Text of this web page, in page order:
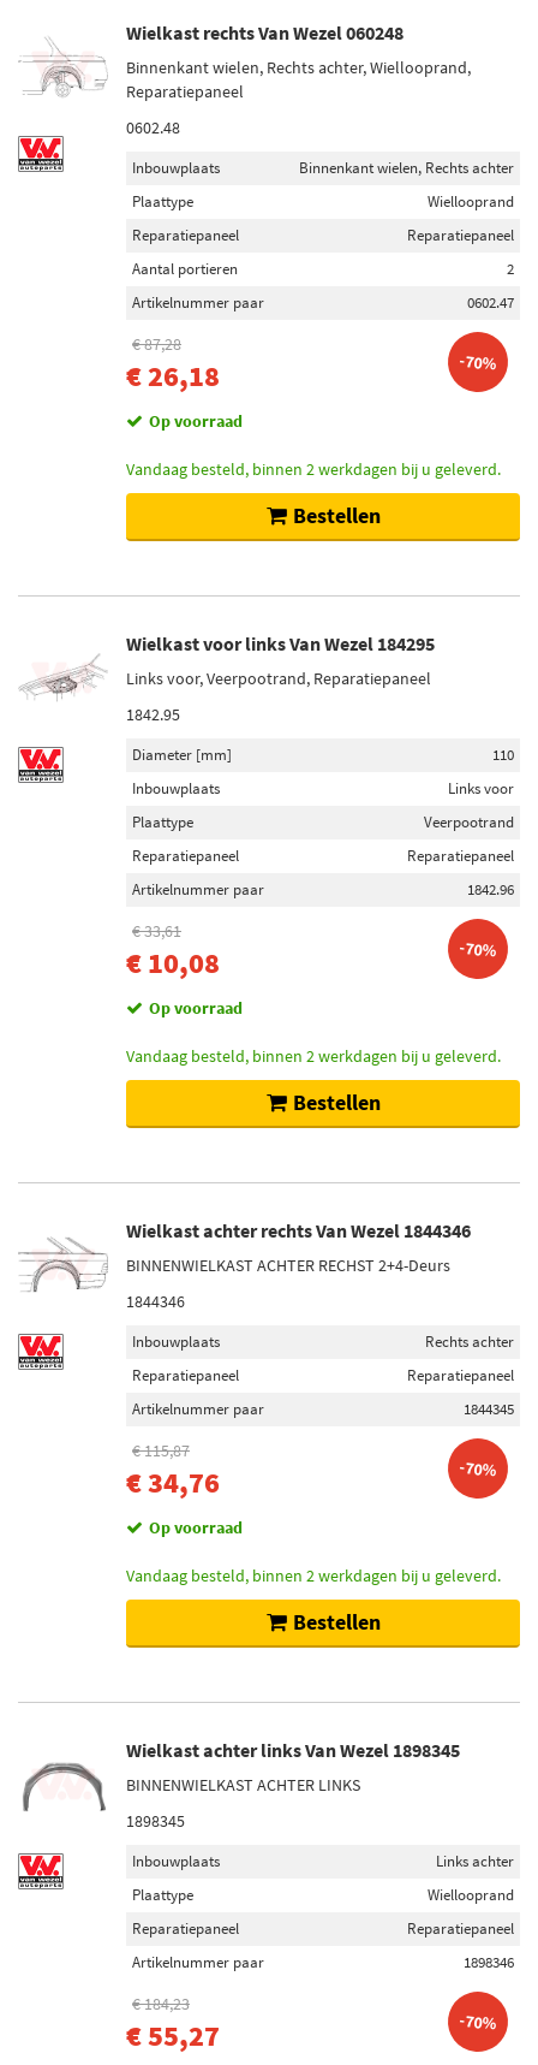
Wielkast rechts Van Wezel 060248
Binnenkant wielen, Rechts achter, Wiellooprand,
Reparatiepaneel
0602.48
Inbouwplaats
Binnenkant wielen, Rechts achter
Plaattype
Wiellooprand
Reparatiepaneel
Reparatiepaneel
Aantal portieren
2
Artikelnummer paar
0602.47
€ 87,28
€ 26,18 -70%
Op voorraad
Vandaag besteld, binnen 2 werkdagen bij u geleverd.
Bestellen
Wielkast voor links Van Wezel 184295
Links voor, Veerpootrand, Reparatiepaneel
1842.95
Diameter [mm]
110
Inbouwplaats
Links voor
Plaattype
Veerpootrand
Reparatiepaneel
Reparatiepaneel
Artikelnummer paar
1842.96
€ 33,61
€ 10,08 -70%
Op voorraad
Vandaag besteld, binnen 2 werkdagen bij u geleverd.
Bestellen
Wielkast achter rechts Van Wezel 1844346
BINNENWIELKAST ACHTER RECHST 2+4-Deurs
1844346
Inbouwplaats
Rechts achter
Reparatiepaneel
Reparatiepaneel
Artikelnummer paar
1844345
€ 115,87
€ 34,76 -70%
Op voorraad
Vandaag besteld, binnen 2 werkdagen bij u geleverd.
Bestellen
Wielkast achter links Van Wezel 1898345
BINNENWIELKAST ACHTER LINKS
1898345
Inbouwplaats
Links achter
Plaattype
Wiellooprand
Reparatiepaneel
Reparatiepaneel
Artikelnummer paar
1898346
€ 184,23
€ 55,27 -70%